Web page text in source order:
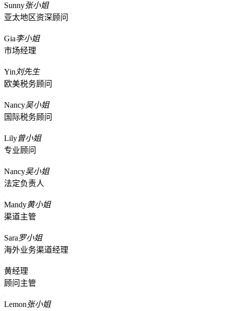
Sunny张小姐
亚太地区资深顾问
Gia李小姐
市场经理
Yin 刘先生
欧美税务顾问
Nancy吴小姐
国际税务顾问
Lily曾小姐
专业顾问
Nancy吴小姐
法定负责人
Mandy黄小姐
渠道主管
Sara罗小姐
海外业务渠道经理
黄经理
顾问主管
Lemon张小姐